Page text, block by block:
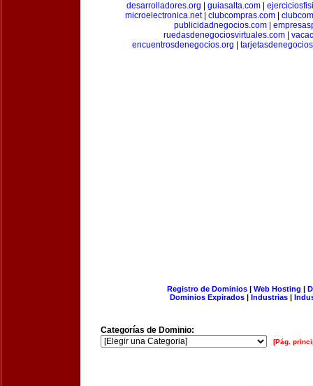
desarrolladores.org
guiasalta.com|
microelectronica.net| clubcompras.com
publicidadnegocios.com
ruedasdenegociosvirtuales.com|
encuentrosdenegocios.org
Registro de Dominios| Web Hosting |
Dominios Expirados | Industrias |
Categorías de Dominio:
[Pág.